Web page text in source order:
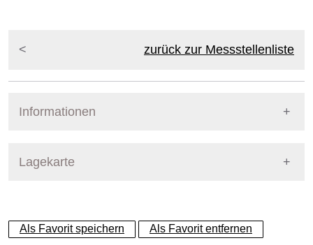
zurück zur Messstellenliste
Informationen
Lagekarte
+
Als Favorit speichern Als Favorit entfernen